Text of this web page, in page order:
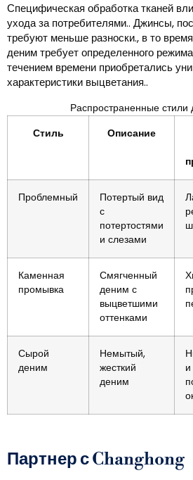
Специфическая обработка тканей
ухода за потребителями.. Джинсы,
требуют меньше разноски., в то
деним требует определенного
течением времени приобретались
характеристики выцветания..
Распространенные стили
Стиль
Описание
Проблемный
Потертый вид
с
потертостями
и слезами
Каменная
промывка
Смягченный
деним с
выцветшими
оттенками
Сырой
деним
Немытый,
жесткий
деним
Партнер с Changhong